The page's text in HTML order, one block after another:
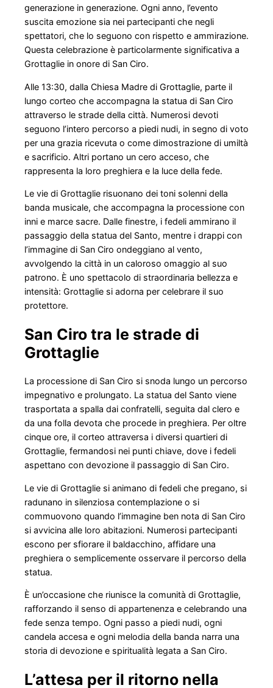
generazione in generazione. Ogni anno, l’evento
suscita emozione sia nei partecipanti che negli
spettatori, che lo seguono con rispetto e ammirazione.
Questa celebrazione è particolarmente significativa a
Grottaglie in onore di San Ciro.
Alle 13:30, dalla Chiesa Madre di Grottaglie, parte il
lungo corteo che accompagna la statua di San Ciro
attraverso le strade della città. Numerosi devoti
seguono l’intero percorso a piedi nudi, in segno di voto
per una grazia ricevuta o come dimostrazione di umiltà
e sacrificio. Altri portano un cero acceso, che
rappresenta la loro preghiera e la luce della fede.
Le vie di Grottaglie risuonano dei toni solenni della
banda musicale, che accompagna la processione con
inni e marce sacre. Dalle finestre, i fedeli ammirano il
passaggio della statua del Santo, mentre i drappi con
l’immagine di San Ciro ondeggiano al vento,
avvolgendo la città in un caloroso omaggio al suo
patrono. È uno spettacolo di straordinaria bellezza e
intensità: Grottaglie si adorna per celebrare il suo
protettore.
San Ciro tra le strade di
Grottaglie
La processione di San Ciro si snoda lungo un percorso
impegnativo e prolungato. La statua del Santo viene
trasportata a spalla dai confratelli, seguita dal clero e
da una folla devota che procede in preghiera. Per oltre
cinque ore, il corteo attraversa i diversi quartieri di
Grottaglie, fermandosi nei punti chiave, dove i fedeli
aspettano con devozione il passaggio di San Ciro.
Le vie di Grottaglie si animano di fedeli che pregano, si
radunano in silenziosa contemplazione o si
commuovono quando l’immagine ben nota di San Ciro
si avvicina alle loro abitazioni. Numerosi partecipanti
escono per sfiorare il baldacchino, affidare una
preghiera o semplicemente osservare il percorso della
statua.
È un’occasione che riunisce la comunità di Grottaglie,
rafforzando il senso di appartenenza e celebrando una
fede senza tempo. Ogni passo a piedi nudi, ogni
candela accesa e ogni melodia della banda narra una
storia di devozione e spiritualità legata a San Ciro.
L’attesa per il ritorno nella